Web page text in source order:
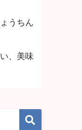
うちん
、美味